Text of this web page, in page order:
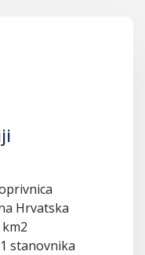
Hrvatska
stanovnika